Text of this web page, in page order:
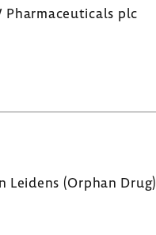
Phar­ma­ceu­ti­cals plc
(Orphan Drug)